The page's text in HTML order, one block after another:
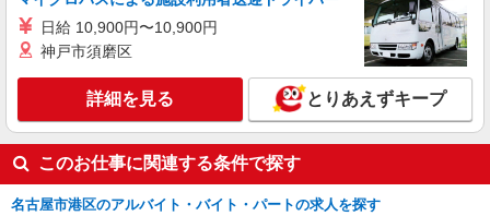
日給 10,900円〜10,900円
神戸市須磨区
詳細を見る とりあえずキープ
このお仕事に関連する条件で探す
名古屋市港区のアルバイト・バイト・パートの求人を探す